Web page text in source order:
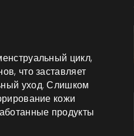
цикл,
что заставляет
уход. Слишком
кожи
продукты